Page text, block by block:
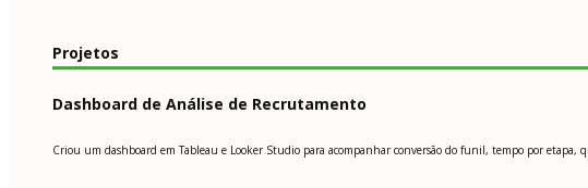
Projetos
Dashboard de Análise de Recrutamento
Criou um dashboard em Tableau e Looker Studio para acompanhar conversão do funil, tempo por etapa,